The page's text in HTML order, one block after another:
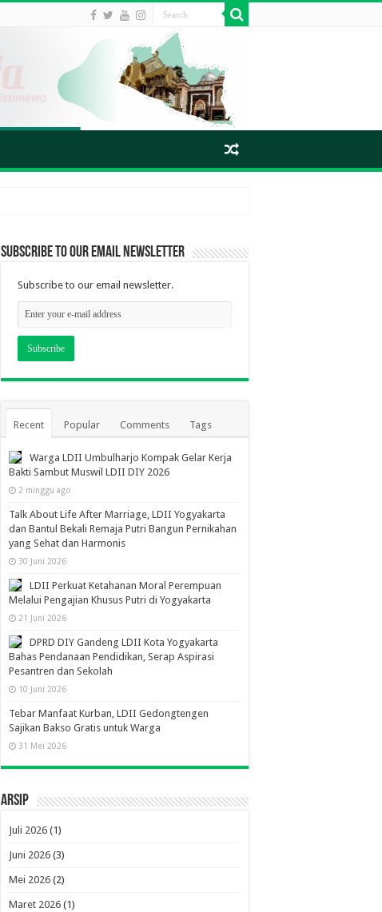
Subscribe to our email newsletter
Subscribe to our email newsletter.
Recent Popular Comments Tags
Warga LDII Umbulharjo Kompak Gelar Kerja
Bakti Sambut Muswil LDII DIY 2026
2 minggu ago
Talk About Life After Marriage, LDII Yogyakarta
dan Bantul Bekali Remaja Putri Bangun Pernikahan
yang Sehat dan Harmonis
30 Juni 2026
LDII Perkuat Ketahanan Moral Perempuan
Melalui Pengajian Khusus Putri di Yogyakarta
21 Juni 2026
DPRD DIY Gandeng LDII Kota Yogyakarta
Bahas Pendanaan Pendidikan, Serap Aspirasi
Pesantren dan Sekolah
10 Juni 2026
Tebar Manfaat Kurban, LDII Gedongtengen
Sajikan Bakso Gratis untuk Warga
31 Mei 2026
Arsip
Juli 2026 (1)
Juni 2026 (3)
Mei 2026 (2)
Maret 2026 (1)